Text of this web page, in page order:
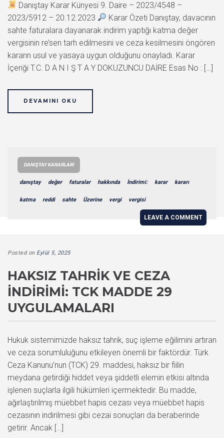
Danıştay Karar Künyesi 9. Daire – 2023/4548 –
2023/5912 – 20.12.2023
Karar Özeti Danıştay, davacının
sahte faturalara dayanarak indirim yaptığı katma değer
vergisinin re’sen tarh edilmesini ve ceza kesilmesini öngören
kararın usul ve yasaya uygun olduğunu onayladı. Karar
İçeriği T.C. D A N I Ş T A Y DOKUZUNCU DAİRE Esas No : […]
DEVAMINI OKU
DANIŞTAY KARARLARI
danıştay değer faturalar hakkında İndirimi: karar kararı
katma reddi sahte Üzerine vergi vergisi
LEAVE A COMMENT
Posted on Eylül 5, 2025
HAKSIZ TAHRIK VE CEZA
İNDIRIMI: TCK MADDE 29
UYGULAMALARI
Hukuk sistemimizde haksız tahrik, suç işleme eğilimini artıran
ve ceza sorumluluğunu etkileyen önemli bir faktördür. Türk
Ceza Kanunu’nun (TCK) 29. maddesi, haksız bir fiilin
meydana getirdiği hiddet veya şiddetli elemin etkisi altında
işlenen suçlarla ilgili hükümleri içermektedir. Bu madde,
ağırlaştırılmış müebbet hapis cezası veya müebbet hapis
cezasının indirilmesi gibi cezai sonuçları da beraberinde
getirir. Ancak […]